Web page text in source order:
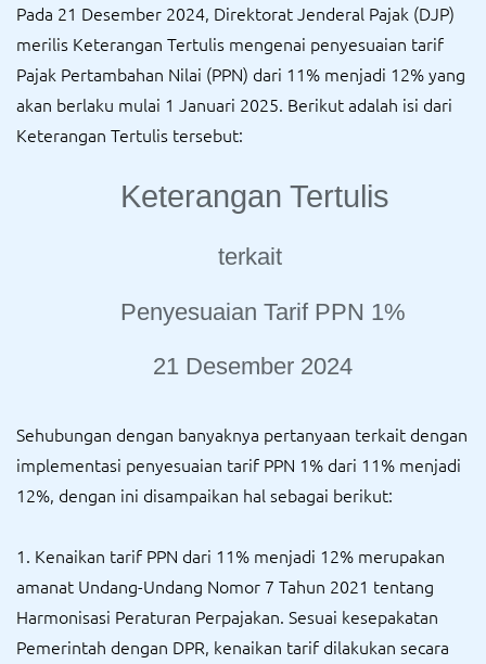
Pada 21 Desember 2024, Direktorat Jenderal Pajak (DJP)
merilis Keterangan Tertulis mengenai penyesuaian tarif
Pajak Pertambahan Nilai (PPN) dari 11% menjadi 12% yang
akan berlaku mulai 1 Januari 2025. Berikut adalah isi dari
Keterangan Tertulis tersebut:
Keterangan Tertulis
terkait
Penyesuaian Tarif PPN 1%
21 Desember 2024
Sehubungan dengan banyaknya pertanyaan terkait dengan
implementasi penyesuaian tarif PPN 1% dari 11% menjadi
12%, dengan ini disampaikan hal sebagai berikut:
1. Kenaikan tarif PPN dari 11% menjadi 12% merupakan
amanat Undang-Undang Nomor 7 Tahun 2021 tentang
Harmonisasi Peraturan Perpajakan. Sesuai kesepakatan
Pemerintah dengan DPR, kenaikan tarif dilakukan secara